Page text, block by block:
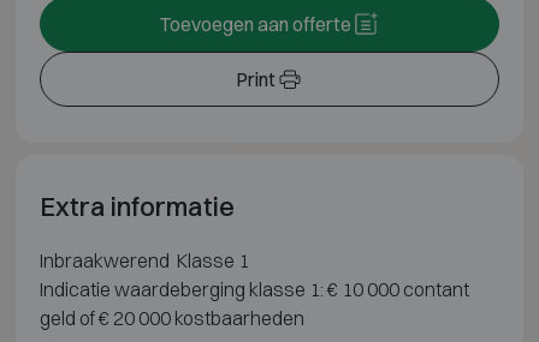
Print
Toevoegen aan offerte
Extra informatie
Inbraakwerend Klasse 1
Indicatie waardeberging klasse 1: € 10 000 contant
geld of € 20 000 kostbaarheden